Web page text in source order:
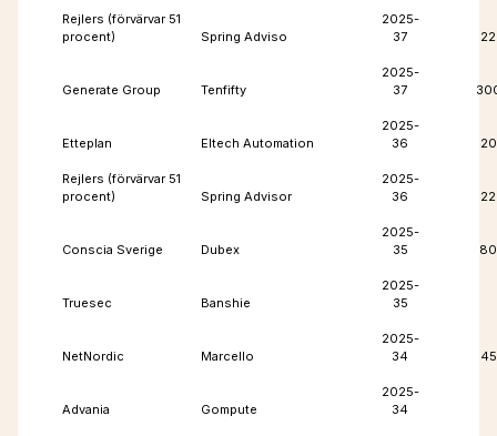
Rejlers (förvärvar 51
procent)
Spring Adviso
2025-
37
22
Generate Group Tenfifty
2025-
37
Etteplan Eltech Automation
2025-
36
20
Rejlers (förvärvar 51
procent)
Spring Advisor
2025-
36
22
Conscia Sverige Dubex
2025-
35
80
Truesec Banshie
2025-
35
NetNordic Marcello
2025-
34
45
Advania Gompute
2025-
34